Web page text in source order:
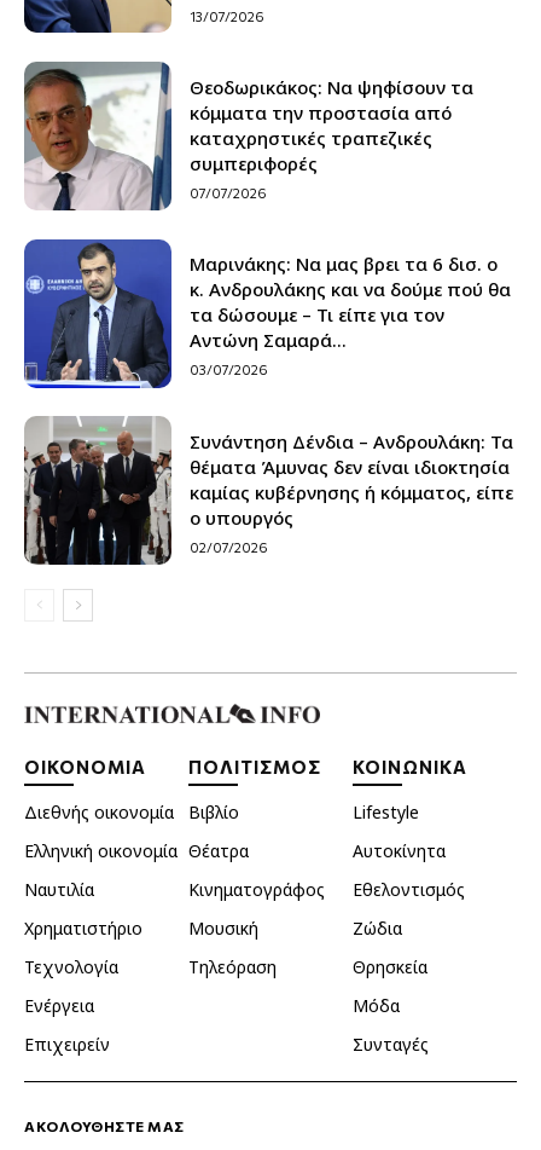
13/07/2026
Θεοδωρικάκος: Να ψηφίσουν τα
κόμματα την προστασία από
καταχρηστικές τραπεζικές
συμπεριφορές
07/07/2026
Μαρινάκης: Να μας βρει τα 6 δισ. ο
κ. Ανδρουλάκης και να δούμε πού θα
τα δώσουμε – Τι είπε για τον
Αντώνη Σαμαρά...
03/07/2026
Συνάντηση Δένδια – Ανδρουλάκη: Τα
θέματα Άμυνας δεν είναι ιδιοκτησία
καμίας κυβέρνησης ή κόμματος, είπε
ο υπουργός
02/07/2026
ΟΙΚΟΝΟΜΙΑ
Διεθνής οικονομία
Ελληνική οικονομία
Ναυτιλία
Χρηματιστήριο
Τεχνολογία
Ενέργεια
Επιχειρείν
ΠΟΛΙΤΙΣΜΟΣ
Βιβλίο
Θέατρα
Κινηματογράφος
Μουσική
Τηλεόραση
ΚΟΙΝΩΝΙΚΑ
Lifestyle
Αυτοκίνητα
Εθελοντισμός
Ζώδια
Θρησκεία
Μόδα
Συνταγές
ΑΚΟΛΟΥΘΗΣΤΕ ΜΑΣ